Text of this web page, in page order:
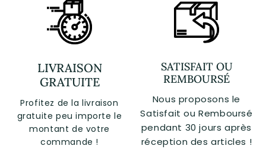
LIVRAISON
GRATUITE
Profitez de la livraison
gratuite peu importe le
montant de votre
commande !
SATISFAIT OU
REMBOURSÉ
Nous proposons le
Satisfait ou Remboursé
pendant 30 jours après
réception des articles !